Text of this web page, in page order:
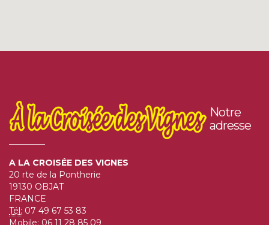
Vous souhaitez plus d'informations
sur A LA CROISÉE DES VIGNES
oie du perigord
Les produits à base de viande d'oie sont une
véritable spécialité du Périgord. Savoureux, et
gourmand.
Notre
adresse
A LA CROISÉE DES VIGNES
20 rte de la Pontherie
19130 OBJAT
FRANCE
Tél: 07 49 67 53 83